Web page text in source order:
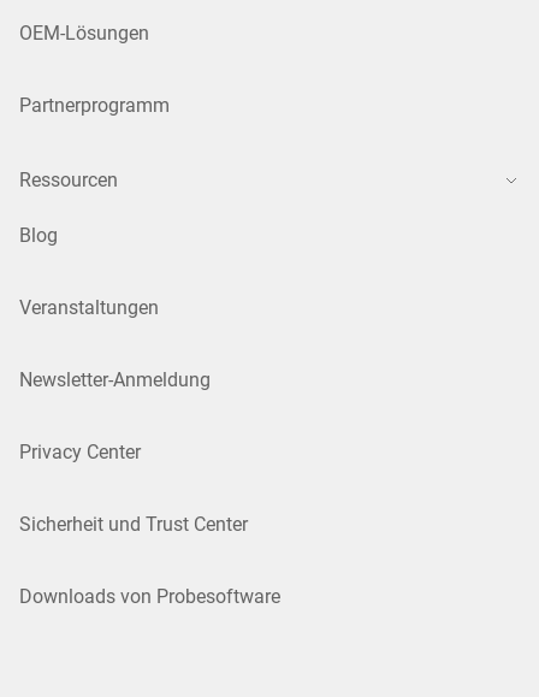
OEM-Lösungen
Partnerprogramm
Ressourcen
Blog
Veranstaltungen
Newsletter-Anmeldung
Privacy Center
Sicherheit und Trust Center
Downloads von Probesoftware